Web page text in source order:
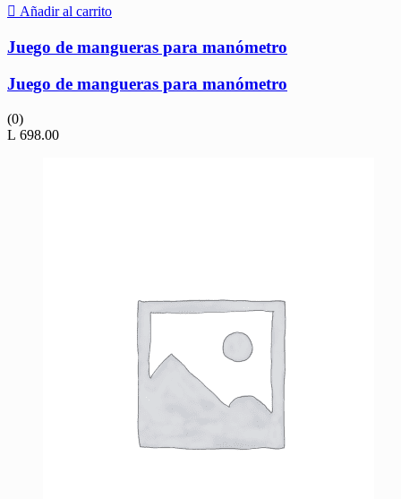
Añadir al carrito
Juego de mangueras para manómetro
Juego de mangueras para manómetro
(0)
L 698.00